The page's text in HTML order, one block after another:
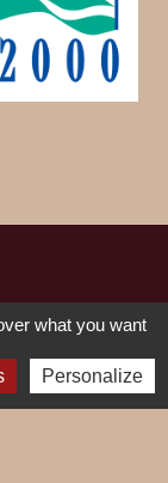
what you want
Personalize